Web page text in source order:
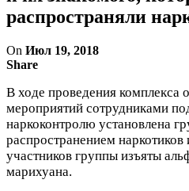
распространяли
On Июл 19, 2018
Share
В ходе проведения комплекса
мероприятий сотрудниками
наркоконтролю установлена
распространением
участников группы изъяты
марихуана.